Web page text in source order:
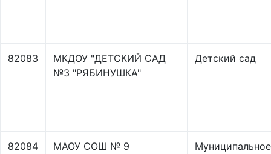
82083
МКДОУ "ДЕТСКИЙ САД
№3 "РЯБИНУШКА"
Детский сад
82084 МАОУ СОШ № 9
Муниципальное